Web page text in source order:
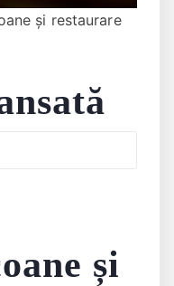
și restaurare
și